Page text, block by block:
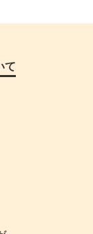
て